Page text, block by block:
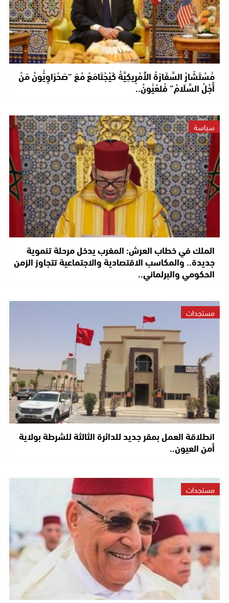
مُسْتَشَارْ السَّفَارَةْ الأَمْرِيكِيَّةْ كَيْجْتَامَعْ مْعَ “صَحْرَاوِيُّونْ مَنْ
أَجْلْ السَّلَامْ” فْلعْيُونْ..
سياسة
الملك في خطاب العرش: المغرب يدخل مرحلة تنموية
جديدة.. والمكاسب الاقتصادية والاجتماعية تتجاوز الزمن
الحكومي والبرلماني..
مستجدات
انطلاقة العمل بمقر جديد للدائرة الثالثة للشرطة بولاية
أمن العيون..
مستجدات